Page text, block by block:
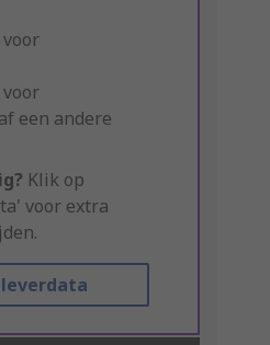
een andere
Klik op
voor extra